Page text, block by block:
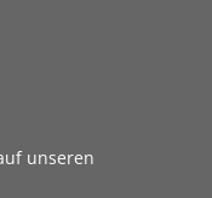
unseren